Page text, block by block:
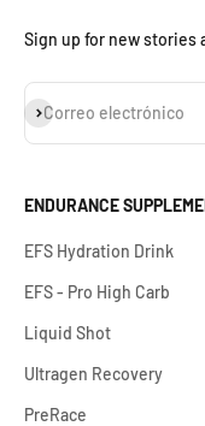
Sign up for new stories
Correo electrónico
Suscribirse
ENDURANCE
EFS Hydration Drink
EFS - Pro High Carb
Liquid Shot
Ultragen Recovery
PreRace